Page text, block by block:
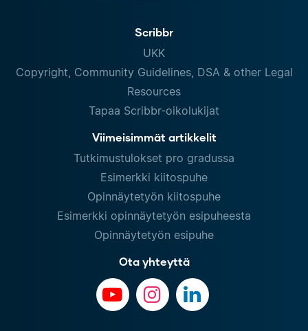
Scribbr
UKK
Copyright, Community Guidelines, DSA & other Legal
Resources
Tapaa Scribbr-oikolukijat
Viimeisimmät artikkelit
Tutkimustulokset pro gradussa
Esimerkki kiitospuhe
Opinnäytetyön kiitospuhe
Esimerkki opinnäytetyön esipuheesta
Opinnäytetyön esipuhe
Ota yhteyttä